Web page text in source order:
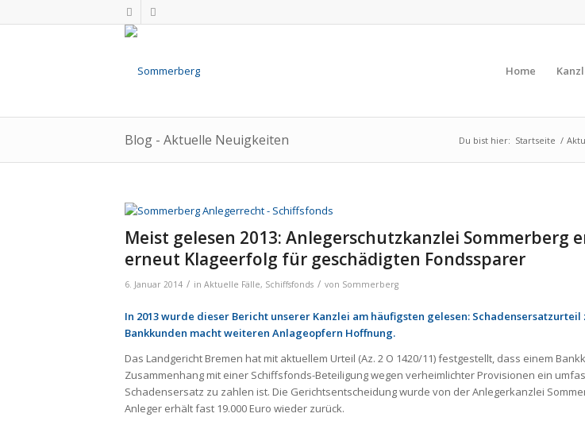
Home
Blog - Aktuelle Neuigkeiten Du bist hier: Startseite /
Meist gele­sen 2013: Anle­ger­schutz­kanz­lei Som­mer­berg
erneut Kla­ge­er­folg für geschä­dig­ten Fonds­spa­rer
6. Januar 2014 / in Aktuelle Fälle, Schiffsfonds / von Sommerberg
In 2013 wurde dieser Bericht unserer Kanzlei am häufigsten gelesen: Schadensersatzurteil
Bankkunden macht weiteren Anlageopfern Hoffnung.
Das Landgericht Bremen hat mit aktuellem Urteil (Az. 2 O 1420/11) festgestellt, dass einem
Zusammenhang mit einer Schiffsfonds-Beteiligung wegen verheimlichter Provisionen ein
Schadensersatz zu zahlen ist. Die Gerichtsentscheidung wurde von der Anlegerkanzlei
Anleger erhält fast 19.000 Euro wieder zurück.